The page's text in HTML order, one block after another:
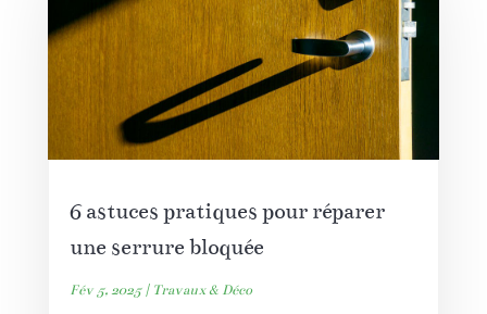
6 astuces pratiques pour réparer
une serrure bloquée
Fév 5, 2025| Travaux & Déco